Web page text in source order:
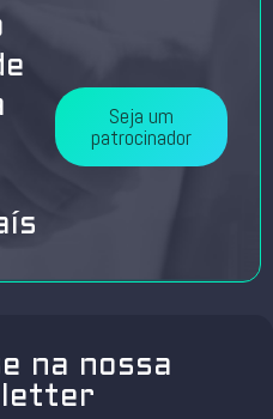
Seja um
patrocinador
na nossa